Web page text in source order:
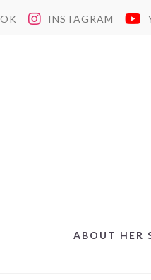
INSTAGRAM
ABOUT HER